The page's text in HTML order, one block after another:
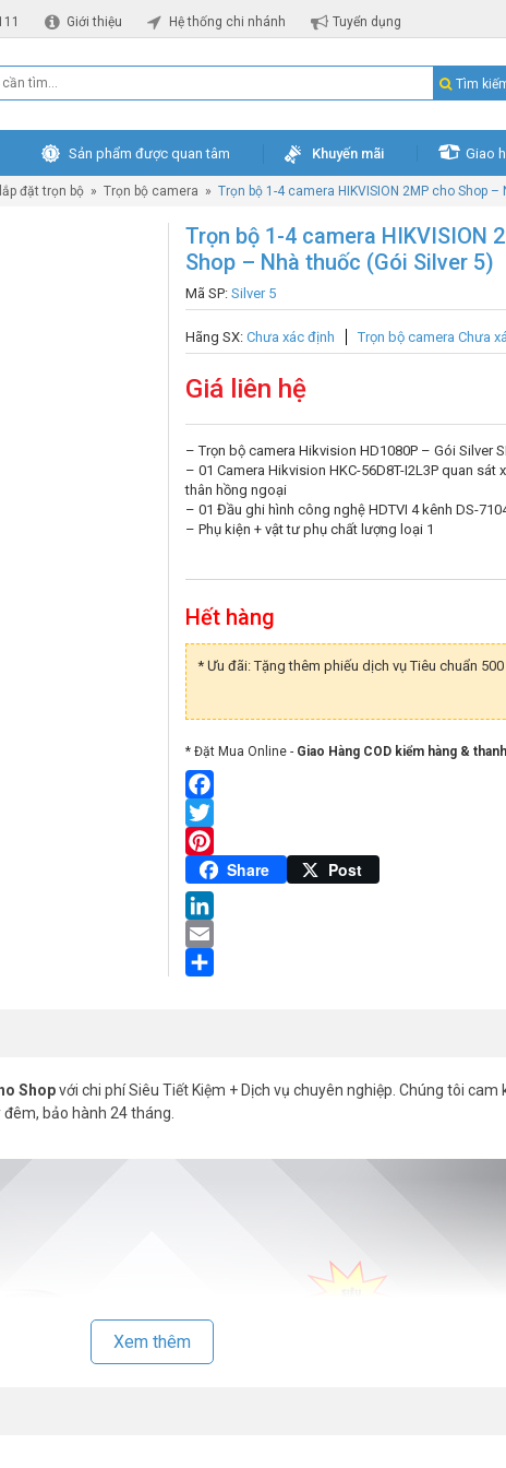
Giới thiệu Hệ thống chi nhánh Tuyển dụng
Tìm
Sản phẩm được quan tâm Khuyến mãi Giao
đặt trọn bộ » Trọn bộ camera » Trọn bộ 1-4 camera HIKVISION 2MP cho Shop –
Trọn bộ 1-4 camera HIKVISION
Shop – Nhà thuốc (Gói Silver 5)
Mã SP: Silver 5
Hãng SX: Chưa xác định Trọn bộ camera Chưa
Giá liên hệ
– Trọn bộ camera Hikvision HD1080P – Gói Silver
– 01 Camera Hikvision HKC-56D8T-I2L3P quan sát
thân hồng ngoại
– 01 Đầu ghi hình công nghệ HDTVI 4 kênh DS-
– Phụ kiện + vật tư phụ chất lượng loại 1
Hết hàng
* Ưu đãi: Tặng thêm phiếu dịch vụ Tiêu chuẩn
* Đặt Mua Online - Giao Hàng COD kiểm hàng &
Facebook
Twitter
Pinterest
Share Post
LinkedIn
Email
Shopvới chi phí Siêu Tiết Kiệm + Dịch vụ chuyên nghiệp. Chúng tôi cam
bảo hành 24 tháng.
Xem thêm